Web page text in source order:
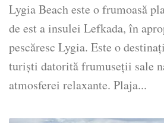
Lygia Beach este o frumoasă
de est a insulei Lefkada, în
pescăresc Lygia. Este o
turiști datorită frumuseții sale
atmosferei relaxante. Plaja...